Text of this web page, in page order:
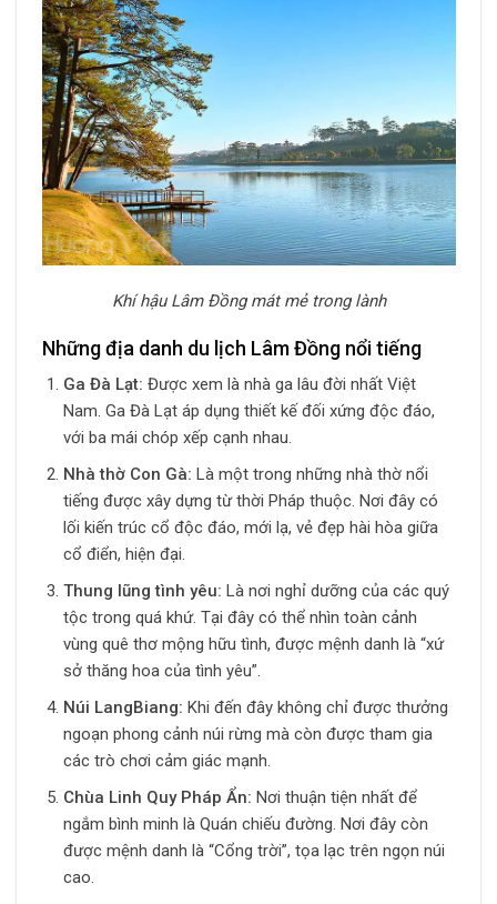
Khí hậu Lâm Đồng mát mẻ trong lành
Những địa danh du lịch Lâm Đồng nổi tiếng
Ga Đà Lạt: Được xem là nhà ga lâu đời nhất Việt
Nam. Ga Đà Lạt áp dụng thiết kế đối xứng độc đáo,
với ba mái chóp xếp cạnh nhau.
Nhà thờ Con Gà: Là một trong những nhà thờ nổi
tiếng được xây dựng từ thời Pháp thuộc. Nơi đây có
lối kiến ​​trúc cổ độc đáo, mới lạ, vẻ đẹp hài hòa giữa
cổ điển, hiện đại.
Thung lũng tình yêu: Là nơi nghỉ dưỡng của các quý
tộc trong quá khứ. Tại đây có thể nhìn toàn cảnh
vùng quê thơ mộng hữu tình, được mệnh danh là “xứ
sở thăng hoa của tình yêu”.
Núi LangBiang: Khi đến đây không chỉ được thưởng
ngoạn phong cảnh núi rừng mà còn được tham gia
các trò chơi cảm giác mạnh.
Chùa Linh Quy Pháp Ẩn: Nơi thuận tiện nhất để
ngắm bình minh là Quán chiếu đường. Nơi đây còn
được mệnh danh là “Cổng trời”, tọa lạc trên ngọn núi
cao.